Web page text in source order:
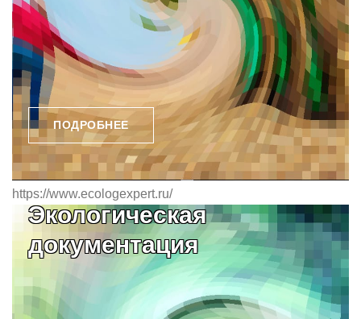
ПОДРОБНЕЕ
https://www.ecologexpert.ru/
Экологическая
документация